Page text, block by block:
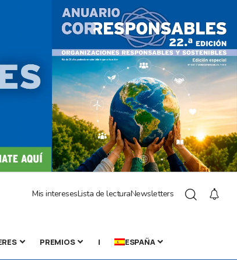
Mis interesesLista de lecturaNewsletters
PREMIOS | ESPAÑA